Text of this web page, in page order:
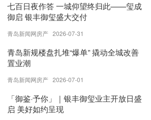
七百日夜作答 一城仰望终归此——玺成
御启 银丰御玺盛大交付
青岛新闻网房产 2026-07-31
青岛新规楼盘扎堆“爆单” 撬动全城改善
置业潮
青岛新闻网房产 2026-07-01
「御鉴·予你」｜银丰御玺业主开放日盛
启 美好如约呈现